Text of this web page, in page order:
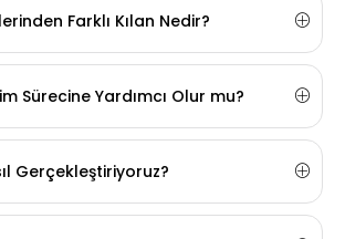
Farklı Kılan Nedir?
Sürecine Yardımcı Olur mu?
Gerçekleştiriyoruz?